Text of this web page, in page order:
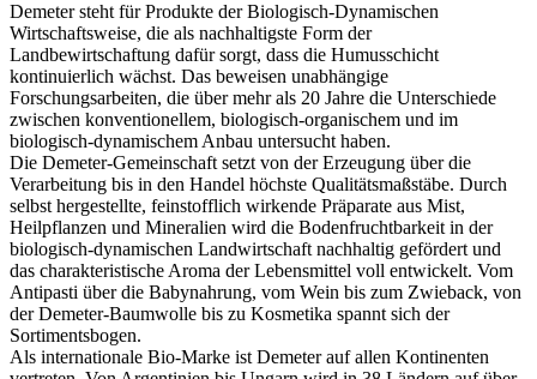
Demeter steht für Produkte der Biologisch-Dynamischen
Wirtschaftsweise, die als nachhaltigste Form der
Landbewirtschaftung dafür sorgt, dass die Humusschicht
kontinuierlich wächst. Das beweisen unabhängige
Forschungsarbeiten, die über mehr als 20 Jahre die Unterschiede
zwischen konventionellem, biologisch-organischem und im
biologisch-dynamischem Anbau untersucht haben.
Die Demeter-Gemeinschaft setzt von der Erzeugung über die
Verarbeitung bis in den Handel höchste Qualitätsmaßstäbe. Durch
selbst hergestellte, feinstofflich wirkende Präparate aus Mist,
Heilpflanzen und Mineralien wird die Bodenfruchtbarkeit in der
biologisch-dynamischen Landwirtschaft nachhaltig gefördert und
das charakteristische Aroma der Lebensmittel voll entwickelt. Vom
Antipasti über die Babynahrung, vom Wein bis zum Zwieback, von
der Demeter-Baumwolle bis zu Kosmetika spannt sich der
Sortimentsbogen.
Als internationale Bio-Marke ist Demeter auf allen Kontinenten